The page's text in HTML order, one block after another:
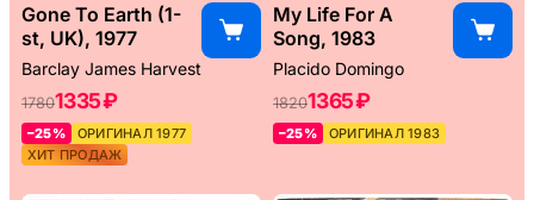
Gone To Earth (1-
st, UK), 1977
Barclay James Harvest
17801335 ₽
–25%
ОРИГИНАЛ 1977
ХИТ ПРОДАЖ
My Life For A
Song, 1983
Placido Domingo
18201365 ₽
–25% ОРИГИНАЛ 1983